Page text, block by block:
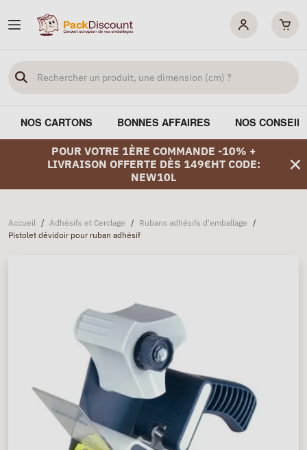
NOS CARTONS BONNES AFFAIRES NOS
POUR VOTRE 1ÈRE COMMANDE -10% +
LIVRAISON OFFERTE DÈS 149€HT CODE:
NEW10L
Accueil / Adhésifs et Cerclage / Rubans adhésifs d'emballage /
Pistolet dévidoir pour ruban adhésif